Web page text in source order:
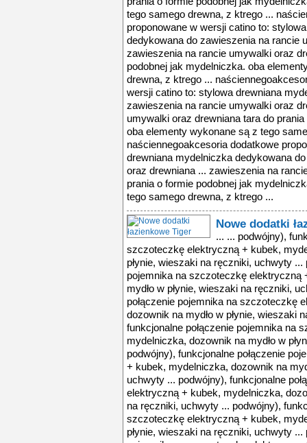
tego samego drewna, z ktrego ...
proponowane w wersji catino to:
dedykowana do zawieszenia na rancie
zawieszenia na rancie umywalki oraz
podobnej jak mydelniczka. oba
drewna, z ktrego ...
wersji catino to: stylowa drewniana
zawieszenia na rancie umywalki oraz
umywalki oraz drewniana tara do
oba elementy wykonane są z tego
naściennegoakcesoria dodatkowe
drewniana mydelniczka dedykowana
oraz drewniana ... zawieszenia na
prania o formie podobnej jak
tego samego drewna, z ktrego ...
Nowe dodatki
... ... podwójny),
szczoteczkę elektryczną + kubek,
płynie, wieszaki na ręczniki, uchwyty
pojemnika na szczoteczkę elektryczną
mydło w płynie, wieszaki na ręczniki,
połączenie pojemnika na szczoteczkę
dozownik na mydło w płynie, wieszaki
funkcjonalne połączenie pojemnika na
mydelniczka, dozownik na mydło w
podwójny), funkcjonalne połączenie
+ kubek, mydelniczka, dozownik na
uchwyty ... podwójny), funkcjonalne
elektryczną + kubek, mydelniczka,
na ręczniki, uchwyty ... podwójny),
szczoteczkę elektryczną + kubek,
płynie, wieszaki na ręczniki, uchwyty